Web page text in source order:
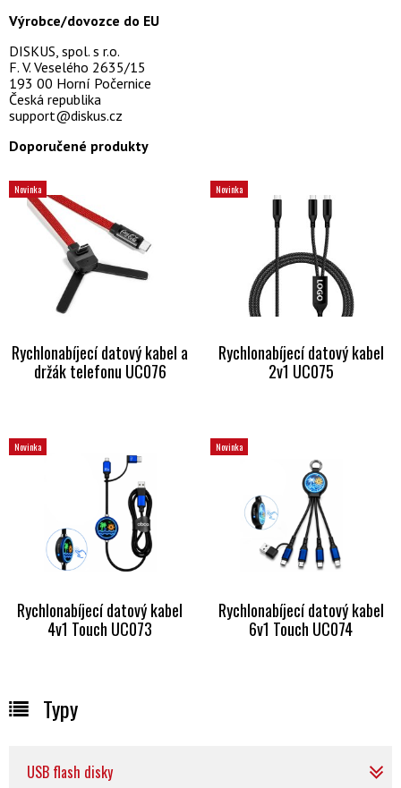
Výrobce/dovozce do EU
DISKUS, spol. s r.o.
F. V. Veselého 2635/15
193 00 Horní Počernice
Česká republika
support@diskus.cz
Doporučené produkty
Novinka
Rychlonabíjecí datový kabel a
držák telefonu UC076
Novinka
Rychlonabíjecí datový kabel
2v1 UC075
Novinka
Rychlonabíjecí datový kabel
4v1 Touch UC073
Novinka
Rychlonabíjecí datový kabel
6v1 Touch UC074
Typy
USB flash disky